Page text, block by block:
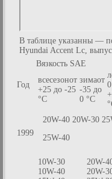
В таблице указанны —
Hyundai Accent Lc,
Год
Вязкость SAE
всесезонот
+25 до -25
°C
зимаот
-35 до
0 °C
1999
20W-40 20W-30
25W-40
10W-30
10W-40
20W-
20W-